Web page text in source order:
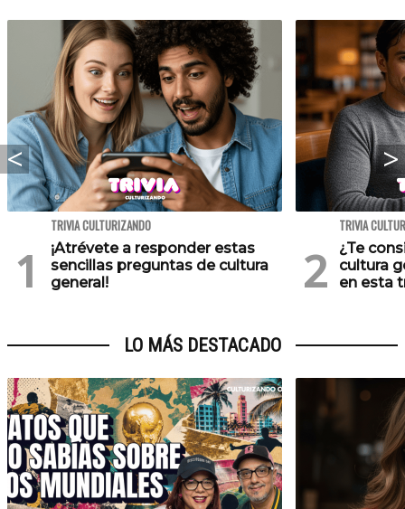
TRIVIA CULTURIZANDO
¡Atrévete a responder estas
sencillas preguntas de cultura
general!
TRIVIA
¿Te
cultura
en esta
LO MÁS DESTACADO